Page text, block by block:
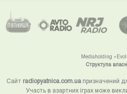
Mediaholding
Структупа
Сайт radiopyatnica.com.uaпризначений
Участь в азартних іграх може